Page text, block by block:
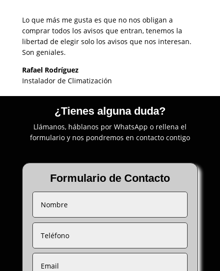
Lo que más me gusta es que no nos obligan a
comprar todos los avisos que entran, tenemos la
libertad de elegir solo los avisos que nos interesan.
Son geniales.
Rafael Rodríguez
Instalador de Climatización
¿Tienes alguna duda?
Llámanos, háblanos por WhatsApp o rellena el
formulario y nos pondremos en contacto contigo
Formulario de Contacto